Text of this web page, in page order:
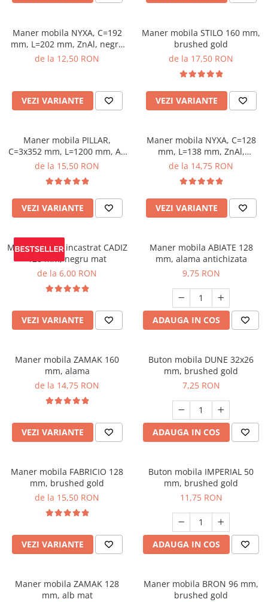
Maner mobila NYXA, C=192
mm, L=202 mm, ZnAl, negru
mat
de la 12,50 RON
VEZI VARIANTE
Maner mobila STILO 160 mm,
brushed gold
de la 17,50 RON
VEZI VARIANTE
Maner mobila PILLAR,
C=3x352 mm, L=1200 mm, Al,
brushed gold
de la 15,50 RON
VEZI VARIANTE
Maner mobila NYXA, C=128
mm, L=138 mm, ZnAl,
brushed gold
de la 14,75 RON
VEZI VARIANTE
Maner mobila incastrat CADIZ
128 mm, negru mat
de la 6,00 RON
VEZI VARIANTE
Maner mobila ABIATE 128
mm, alama antichizata
9,75 RON
ADAUGA IN COS
Maner mobila ZAMAK 160
mm, alama
de la 14,75 RON
VEZI VARIANTE
Buton mobila DUNE 32x26
mm, brushed gold
7,25 RON
ADAUGA IN COS
Maner mobila FABRICIO 128
mm, brushed gold
de la 15,50 RON
VEZI VARIANTE
Buton mobila IMPERIAL 50
mm, brushed gold
11,75 RON
ADAUGA IN COS
Maner mobila ZAMAK 128
mm, alb mat
Maner mobila BRON 96 mm,
brushed gold